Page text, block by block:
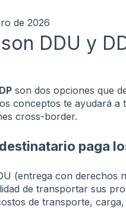
de 2026
DDU y
son dos opciones que
conceptos te ayudará a
cross-border.
paga
(entrega con derechos
de transportar sus
de transporte,